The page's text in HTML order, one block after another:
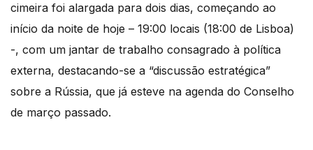
cimeira foi alargada para dois dias, começando ao
início da noite de hoje – 19:00 locais (18:00 de Lisboa)
-, com um jantar de trabalho consagrado à política
externa, destacando-se a “discussão estratégica”
sobre a Rússia, que já esteve na agenda do Conselho
de março passado.